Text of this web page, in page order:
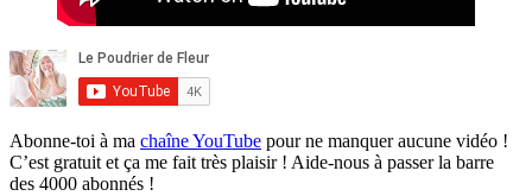
Abonne-toi à ma chaîne YouTube pour ne manquer aucune vidéo !
C’est gratuit et ça me fait très plaisir ! Aide-nous à passer la barre
des 4000 abonnés !